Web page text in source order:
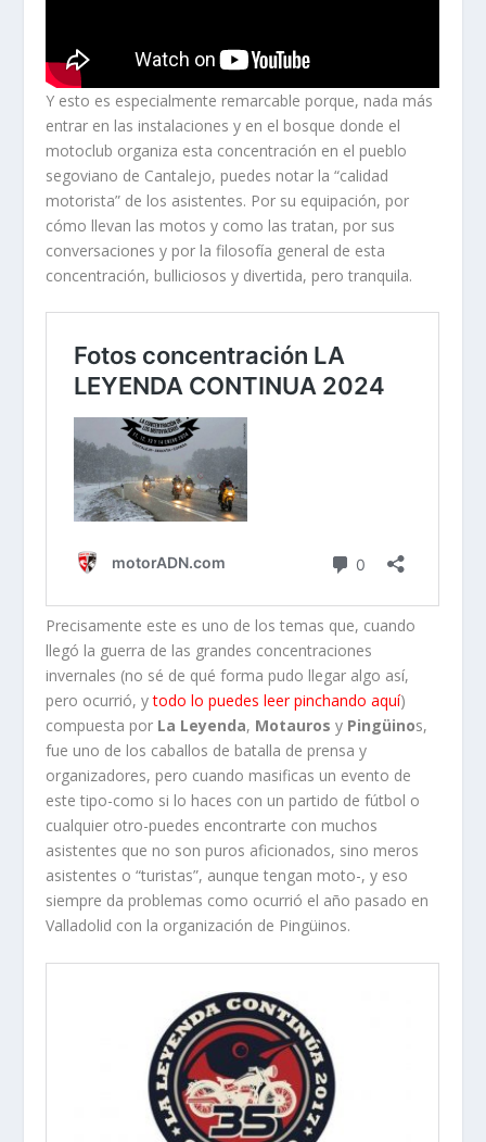
Y esto es especialmente remarcable porque, nada más
entrar en las instalaciones y en el bosque donde el
motoclub organiza esta concentración en el pueblo
segoviano de Cantalejo, puedes notar la “calidad
motorista” de los asistentes. Por su equipación, por
cómo llevan las motos y como las tratan, por sus
conversaciones y por la filosofía general de esta
concentración, bulliciosos y divertida, pero tranquila.
Precisamente este es uno de los temas que, cuando
llegó la guerra de las grandes concentraciones
invernales (no sé de qué forma pudo llegar algo así,
pero ocurrió, ytodo lo puedes leer pinchando aquí)
compuesta por La Leyenda, Motauros y Pingüinos,
fue uno de los caballos de batalla de prensa y
organizadores, pero cuando masificas un evento de
este tipo-como si lo haces con un partido de fútbol o
cualquier otro-puedes encontrarte con muchos
asistentes que no son puros aficionados, sino meros
asistentes o “turistas”, aunque tengan moto-, y eso
siempre da problemas como ocurrió el año pasado en
Valladolid con la organización de Pingüinos.